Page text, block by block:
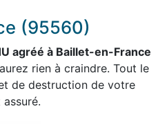
(95560)
agréé à Baillet-en-France
rien à craindre. Tout le
de destruction de votre